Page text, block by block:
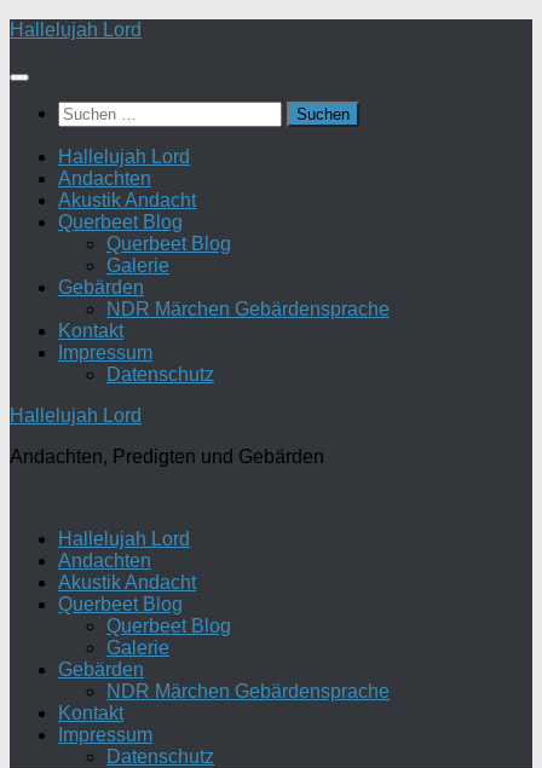
Zum
springen
Hallelujah Lord
Suchen
nach:
Hallelujah Lord
Andachten
Akustik Andacht
Querbeet Blog
Querbeet Blog
Galerie
Gebärden
NDR Märchen Gebärdensprache
Kontakt
Impressum
Datenschutz
Hallelujah Lord
Andachten, Predigten und Gebärden
Hallelujah Lord
Andachten
Akustik Andacht
Querbeet Blog
Querbeet Blog
Galerie
Gebärden
NDR Märchen Gebärdensprache
Kontakt
Impressum
Datenschutz